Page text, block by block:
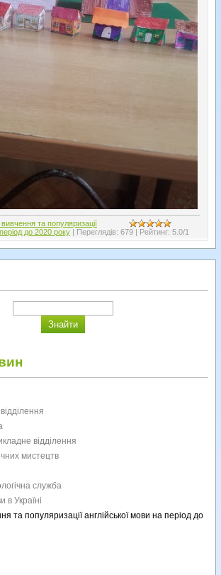
та популяризації
до 2020 року| Переглядів: 679 | Рейтинг: 5.0/1
відділення
мистецтв
служба
в Україні
та популяризації англійської мови на період до